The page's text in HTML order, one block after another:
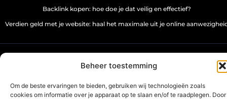
Beheer toestemming
Om de beste ervaringen te bieden, gebruiken wij technologieën zoals
cookies om informatie over je apparaat op te slaan en/of te raadplegen. Door
Backlink kopen: hoe doe je dat veilig en effectief?
Verdien geld met je website: haal het maximale uit je online